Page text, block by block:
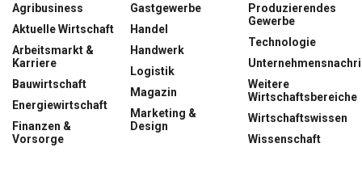
Agribusiness
Aktuelle Wirtschaft
Arbeitsmarkt &
Karriere
Bauwirtschaft
Energiewirtschaft
Finanzen &
Vorsorge
Gastgewerbe
Handel
Handwerk
Logistik
Magazin
Marketing &
Design
Produzierendes
Gewerbe
Technologie
Weitere
Wirtschaftsbereiche
Wirtschaftswissen
Wissenschaft